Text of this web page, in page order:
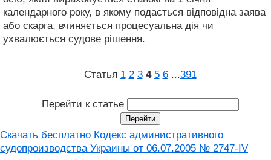
календарного року, в якому подається відповідна заява
або скарга, вчиняється процесуальна дія чи
ухвалюється судове рішення.
Статья 1 2 3 4 5 6 ...391
Перейти к статье
Скачать бесплатно Кодекс административного
судопроизводства Украины от 06.07.2005 № 2747-IV